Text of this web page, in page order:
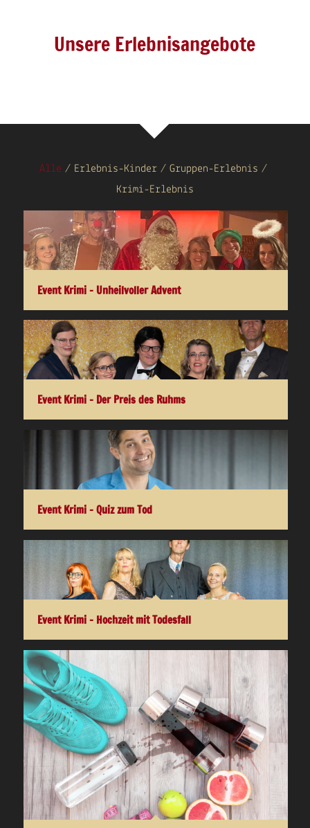
Unsere Erlebnisangebote
Alle / Erlebnis-Kinder / Gruppen-Erlebnis /
Krimi-Erlebnis
Event Krimi – Unheilvoller Advent
Event Krimi – Der Preis des Ruhms
Event Krimi – Quiz zum Tod
Event Krimi – Hochzeit mit Todesfall